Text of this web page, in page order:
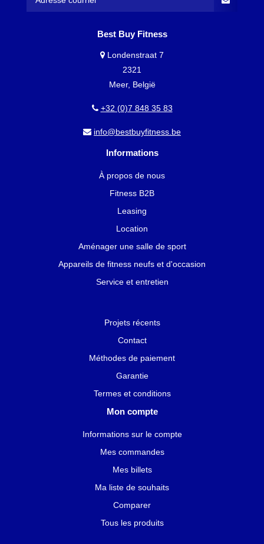
Best Buy Fitness
Londenstraat 7
2321
Meer, België
+32 (0)7 848 35 83
info@bestbuyfitness.be
Informations
À propos de nous
Fitness B2B
Leasing
Location
Aménager une salle de sport
Appareils de fitness neufs et d'occasion
Service et entretien
Projets récents
Contact
Méthodes de paiement
Garantie
Termes et conditions
Mon compte
Informations sur le compte
Mes commandes
Mes billets
Ma liste de souhaits
Comparer
Tous les produits